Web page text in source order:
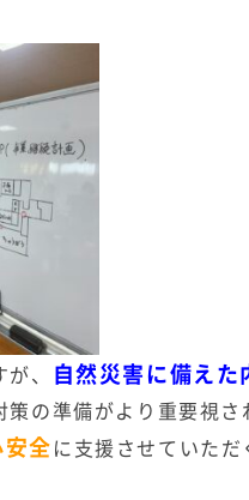
、 自然災害に備えた
の準備がより重要視さ
全に支援させていただ